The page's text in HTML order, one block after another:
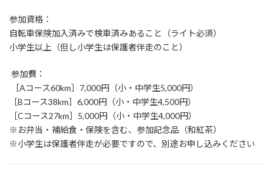
参加資格：
自転車保険加入済みで検車済みあること（ライト必須）
小学生以上（但し小学生は保護者伴走のこと）
参加費：
［Aコース60km］7,000円（小・中学生5,000円）
［Bコース38km］6,000円（小・中学生4,500円）
［Cコース27km］5,000円（小・中学生4,000円）
※お弁当・補給食・保険を含む、参加記念品（和紅茶）
※小学生は保護者伴走が必要ですので、別途お申し込みください